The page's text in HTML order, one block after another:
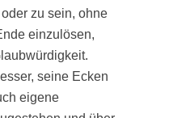
zu sein, ohne
einzulösen,
seine Ecken
eigene